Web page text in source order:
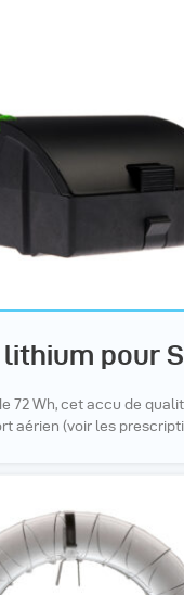
pour
72 Wh, cet accu de
aérien (voir les